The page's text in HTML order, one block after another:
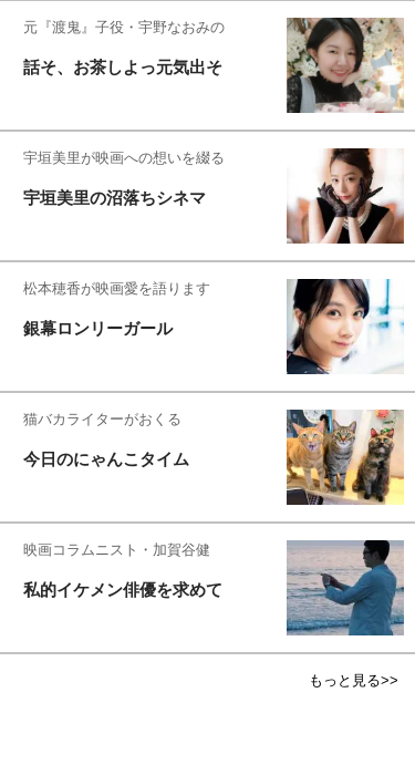
元『渡鬼』子役・宇野なおみの
話そ、お茶しよっ元気出そ
宇垣美里が映画への想いを綴る
宇垣美里の沼落ちシネマ
松本穂香が映画愛を語ります
銀幕ロンリーガール
猫バカライターがおくる
今日のにゃんこタイム
映画コラムニスト・加賀谷健
私的イケメン俳優を求めて
もっと見る>>